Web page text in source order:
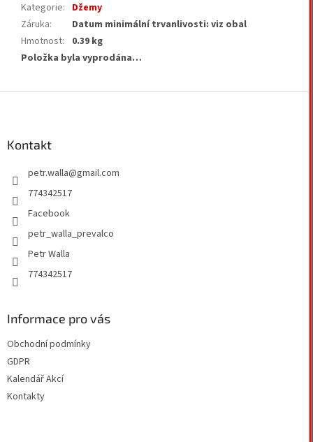
Kategorie: Džemy
Záruka:
Datum minimální trvanlivosti: viz obal
Hmotnost:
0.39 kg
Položka byla vyprodána…
Kontakt
petr.walla@gmail.com
774342517
Facebook
petr_walla_prevalco
Petr Walla
774342517
Informace pro vás
Obchodní podmínky
GDPR
Kalendář Akcí
Kontakty